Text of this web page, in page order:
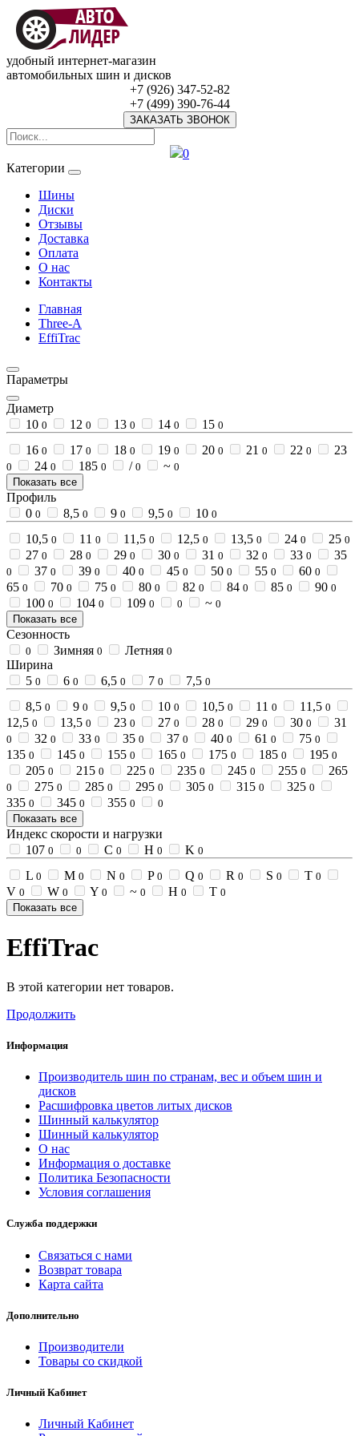
удобный интернет-магазин
автомобильных шин и дисков
+7 (926) 347-52-82
+7 (499) 390-76-44
ЗАКАЗАТЬ ЗВОНОК
0
Категории
Шины
Диски
Отзывы
Доставка
Оплата
О нас
Контакты
Главная
Three-A
EffiTrac
Параметры
Диаметр
10 0 12 0 13 0 14 0 15 0
16 0 17 0 18 0 19 0 20 0 21 0 22 0 23
0 24 0 185 0 / 0 ~ 0
Показать все
Профиль
0 0 8,5 0 9 0 9,5 0 10 0
10,5 0 11 0 11,5 0 12,5 0 13,5 0 24 0 25 0
27 0 28 0 29 0 30 0 31 0 32 0 33 0 35
0 37 0 39 0 40 0 45 0 50 0 55 0 60 0
65 0 70 0 75 0 80 0 82 0 84 0 85 0 90 0
100 0 104 0 109 0 0 ~ 0
Показать все
Сезонность
0 Зимняя 0 Летняя 0
Ширина
5 0 6 0 6,5 0 7 0 7,5 0
8,5 0 9 0 9,5 0 10 0 10,5 0 11 0 11,5 0
12,5 0 13,5 0 23 0 27 0 28 0 29 0 30 0 31
0 32 0 33 0 35 0 37 0 40 0 61 0 75 0
135 0 145 0 155 0 165 0 175 0 185 0 195 0
205 0 215 0 225 0 235 0 245 0 255 0 265
0 275 0 285 0 295 0 305 0 315 0 325 0
335 0 345 0 355 0
0
Показать все
Индекс скорости и нагрузки
107 0 0 C 0 H 0 K 0
L 0 M 0 N 0 P 0 Q 0 R 0 S 0 T 0
V 0 W 0 Y 0 ~ 0 Н 0 Т 0
Показать все
EffiTrac
В этой категории нет товаров.
Продолжить
Информация
Производитель шин по странам, вес и объем шин и
дисков
Расшифровка цветов литых дисков
Шинный калькулятор
Шинный калькулятор
О нас
Информация о доставке
Политика Безопасности
Условия соглашения
Служба поддержки
Связаться с нами
Возврат товара
Карта сайта
Дополнительно
Производители
Товары со скидкой
Личный Кабинет
Личный Кабинет